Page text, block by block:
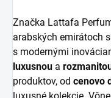
Značka Lattafa
arabských emirátoch
s modernými
luxusnou a
produktov, od cenovo